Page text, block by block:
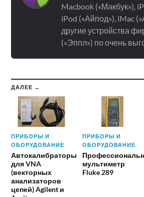
Macbook («Макбук»),
iPod («Айпод»), iMac
другие устройства
(«Эппл») по очень
ДАЛЕЕ →
ПРИБОРЫ И
ОБОРУДОВАНИЕ
Автокалибраторы
для VNA
(векторных
анализаторов
цепей) Agilent и
ПРИБОРЫ И
ОБОРУДОВАНИЕ
мультиметр
Fluke 289